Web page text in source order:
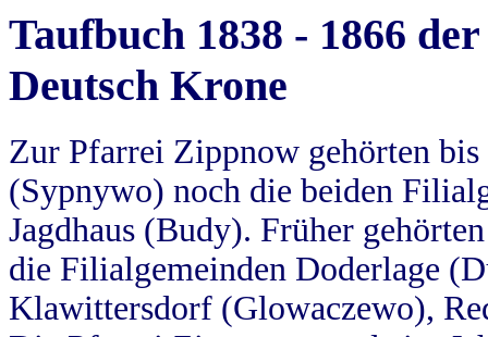
Taufbuch 1838 - 1866
Deutsch Krone
Zur Pfarrei Zippnow gehörten
(Sypnywo) noch die beiden
Jagdhaus (Budy). Früher
die Filialgemeinden Doderlage
Klawittersdorf (Glowaczewo),